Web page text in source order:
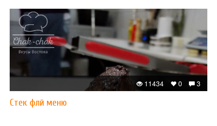
3
0
11434
Стек флй меню